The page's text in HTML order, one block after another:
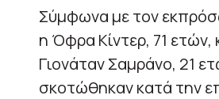
Σύμφωνα με τον
η Όφρα Κίντερ, 71 ετών,
Γιονάταν Σαμράνο, 21
σκοτώθηκαν κατά την